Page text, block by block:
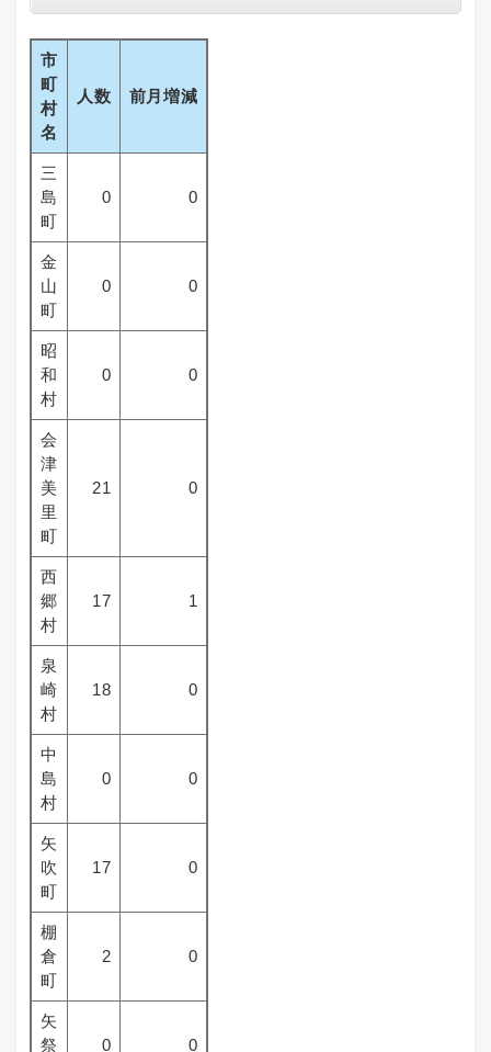
市
町
村
名
人数 前月増減
三
島
町
0 0
金
山
町
0 0
昭
和
村
0 0
会
津
美
里
町
21 0
西
郷
村
17 1
泉
崎
村
18 0
中
島
村
0 0
矢
吹
町
17 0
棚
倉
町
2 0
矢
祭
0 0